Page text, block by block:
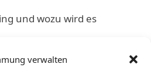
verwalten
und wozu wird es
3D-Scanner?
EinScan Pro V2 vor Ort